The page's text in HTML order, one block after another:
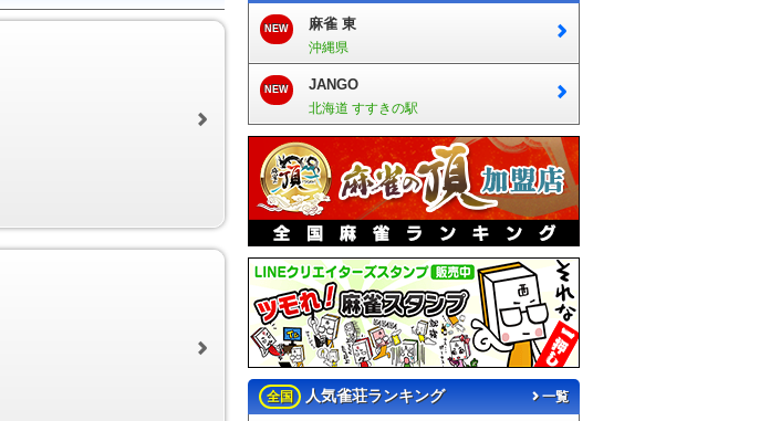
本宿駅 名電山中駅 藤川駅
美合
三河鳥羽
上小田
NEW 麻雀 東
沖縄県
NEW JANGO
北海道 すすきの駅
全国 人気雀荘ランキング 一覧